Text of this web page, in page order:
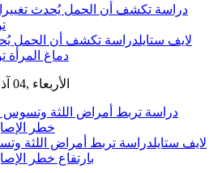
دراسة تكشف أن الحمل يُحدث
GMT 10:38 2026 الأربعاء ,04 آذار/ مارس
دراسة تربط أمراض اللثة وتسوس
خطر